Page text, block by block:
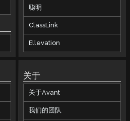
聪明
ClassLink
Ellevation
关于
关于Avant
我们的团队